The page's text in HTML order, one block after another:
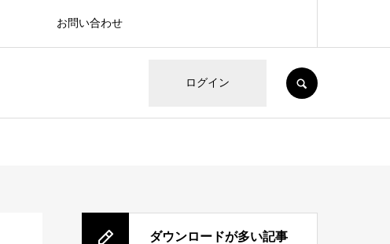
ログイン
お問い合わせ
ダウンロードが多い記事